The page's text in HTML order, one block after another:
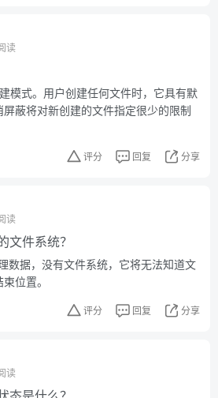
读
模式。用户创建任何文件时，它具有默
蔽将对新创建的文件指定很少的限制
评分 回复 分享
读
文件系统？
数据，没有文件系统，它将无法知道文
位置。
评分 回复 分享
读